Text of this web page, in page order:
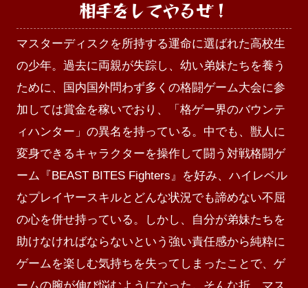
相手をしてやるぜ！
マスターディスクを所持する運命に選ばれた高校生
の少年。過去に両親が失踪し、幼い弟妹たちを養う
ために、国内国外問わず多くの格闘ゲーム大会に参
加しては賞金を稼いでおり、「格ゲー界のバウンテ
ィハンター」の異名を持っている。中でも、獣人に
変身できるキャラクターを操作して闘う対戦格闘ゲ
ーム『BEAST BITES Fighters』を好み、ハイレベル
なプレイヤースキルとどんな状況でも諦めない不屈
の心を併せ持っている。しかし、自分が弟妹たちを
助けなければならないという強い責任感から純粋に
ゲームを楽しむ気持ちを失ってしまったことで、ゲ
ームの腕が伸び悩むようになった。そんな折、マス